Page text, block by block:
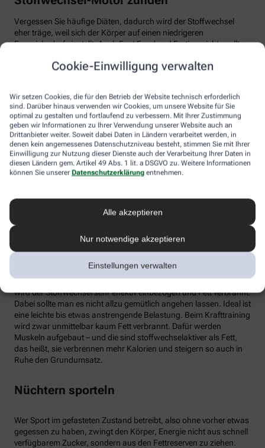
Cookie-Einwilligung verwalten
Wir setzen Cookies, die für den Betrieb der Website technisch erforderlich
sind. Darüber hinaus verwenden wir Cookies, um unsere Website für Sie
optimal zu gestalten und fortlaufend zu verbessern. Mit Ihrer Zustimmung
geben wir Informationen zu Ihrer Verwendung unserer Website auch an
Drittanbieter weiter. Soweit dabei Daten in Ländern verarbeitet werden, in
denen kein angemessenes Datenschutzniveau besteht, stimmen Sie mit Ihrer
Einwilligung zur Nutzung dieser Dienste auch der Verarbeitung Ihrer Daten in
diesen Ländern gem. Artikel 49 Abs. 1 lit. a DSGVO zu. Weitere Informationen
können Sie unserer Datenschutzerklärung entnehmen.
Alle akzeptieren
Nur notwendige akzeptieren
Einstellungen verwalten
Vergessen Sie häufige Diäten, dadurch wird der Stoffwechsel
eher träge, weil sich der Körper auf einen niedrigeren
Energiebedarf einstellt. Auch Fast Food und Fertiggerichte sollten
Körper bei der Verarbeitung von hochverarbeiteten Lebensmitteln
Tim Hollstein rät zu einer proteinreichen Ernährung (Vorsicht bei
Vorerkrankungen wie Nierenleiden!). Denn Proteine sind nicht nur
gut für den Muskelaufbau, der Körper benötigt auch viel Energie,
um Eiweiß abzubauen. Das regt den Stoffwechsel an. Proteine
stecken vor allem in magerem Fleisch, Fisch und Milchprodukten
wie Quark und Skyr. Auch sogenannte thermogene Lebensmittel
wie Chilis oder Ingwer können das braune Fettgewebe aktivieren
und den Energieverbrauch erhöhen.
In Bewegung kommen
Der richtige Mix macht’s
von weißen Fettzellen in braunes Fett begünstigen und dessen
Aktivität erhöhen. Ab circa 30 Minuten Joggen oder Radfahren
wird der Stoffwechsel sehr effektiv einbezogen und Fett verbrannt.
Dabei sollte man es nicht allzu gemütlich angehen lassen. Ideal ist
eine leichte bis etwas anstrengende Belastung. Beim Krafttraining
wird zwar unmittelbar kaum Fett verbrannt. Dafür werden
Muskeln aufgebaut – und die sind stoffwechselaktiver als Fett,
das heißt, sie verbrennen mehr Kalorien und steigern so auch in
Ruhe den Grundumsatz.
Nüchtern sporteln
Wer Sport im gefasteten Zustand betreibt, also ohne vorher etwas
gegessen zu haben, zwingt den Körper, Energie nicht aus schnell
verfügbarem Zucker, sondern aus den Fettreserven zu ziehen.